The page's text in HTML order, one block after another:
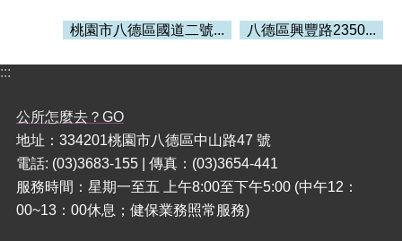
桃園市八德區國道二號... 八德區興豐路2350...
:::
公所怎麼去？GO
地址：334201桃園市八德區中山路47 號
電話: (03)3683-155 | 傳真：(03)3654-441
服務時間：星期一至五 上午8:00至下午5:00 (中午12：
00~13：00休息；健保業務照常服務)